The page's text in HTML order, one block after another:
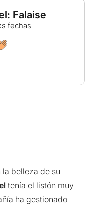
Falaise
fechas
belleza de su
tenía el listón muy
ha gestionado